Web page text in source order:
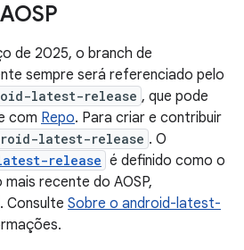
de 2025, o branch de
sempre será referenciado pelo
latest-release , que pode
com Repo. Para criar e contribuir
latest-release . O
release é definido como o
recente do AOSP,
. Consulte Sobre o android-latest-